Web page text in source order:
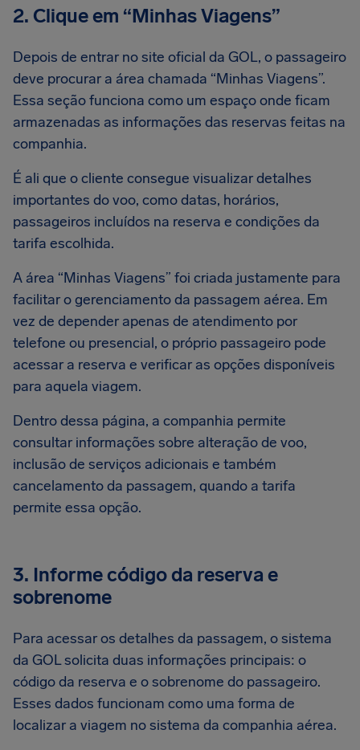
2. Clique em “Minhas Viagens”
Depois de entrar no site oficial da GOL, o passageiro
deve procurar a área chamada “Minhas Viagens”.
Essa seção funciona como um espaço onde ficam
armazenadas as informações das reservas feitas na
companhia.
É ali que o cliente consegue visualizar detalhes
importantes do voo, como datas, horários,
passageiros incluídos na reserva e condições da
tarifa escolhida.
A área “Minhas Viagens” foi criada justamente para
facilitar o gerenciamento da passagem aérea. Em
vez de depender apenas de atendimento por
telefone ou presencial, o próprio passageiro pode
acessar a reserva e verificar as opções disponíveis
para aquela viagem.
Dentro dessa página, a companhia permite
consultar informações sobre alteração de voo,
inclusão de serviços adicionais e também
cancelamento da passagem, quando a tarifa
permite essa opção.
3. Informe código da reserva e
sobrenome
Para acessar os detalhes da passagem, o sistema
da GOL solicita duas informações principais: o
código da reserva e o sobrenome do passageiro.
Esses dados funcionam como uma forma de
localizar a viagem no sistema da companhia aérea.